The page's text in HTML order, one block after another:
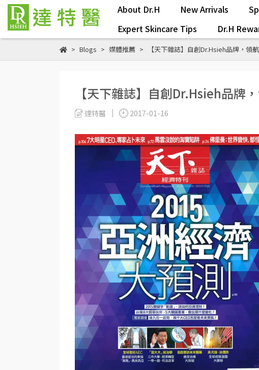
About Dr.H New Arrivals
Expert Skincare Tips
Dr.H
Blogs 媒體推薦 【天下雜誌】自創Dr.Hsieh品牌，領
【天下雜誌】自創Dr.Hsieh品牌
達特醫 2017-01-16